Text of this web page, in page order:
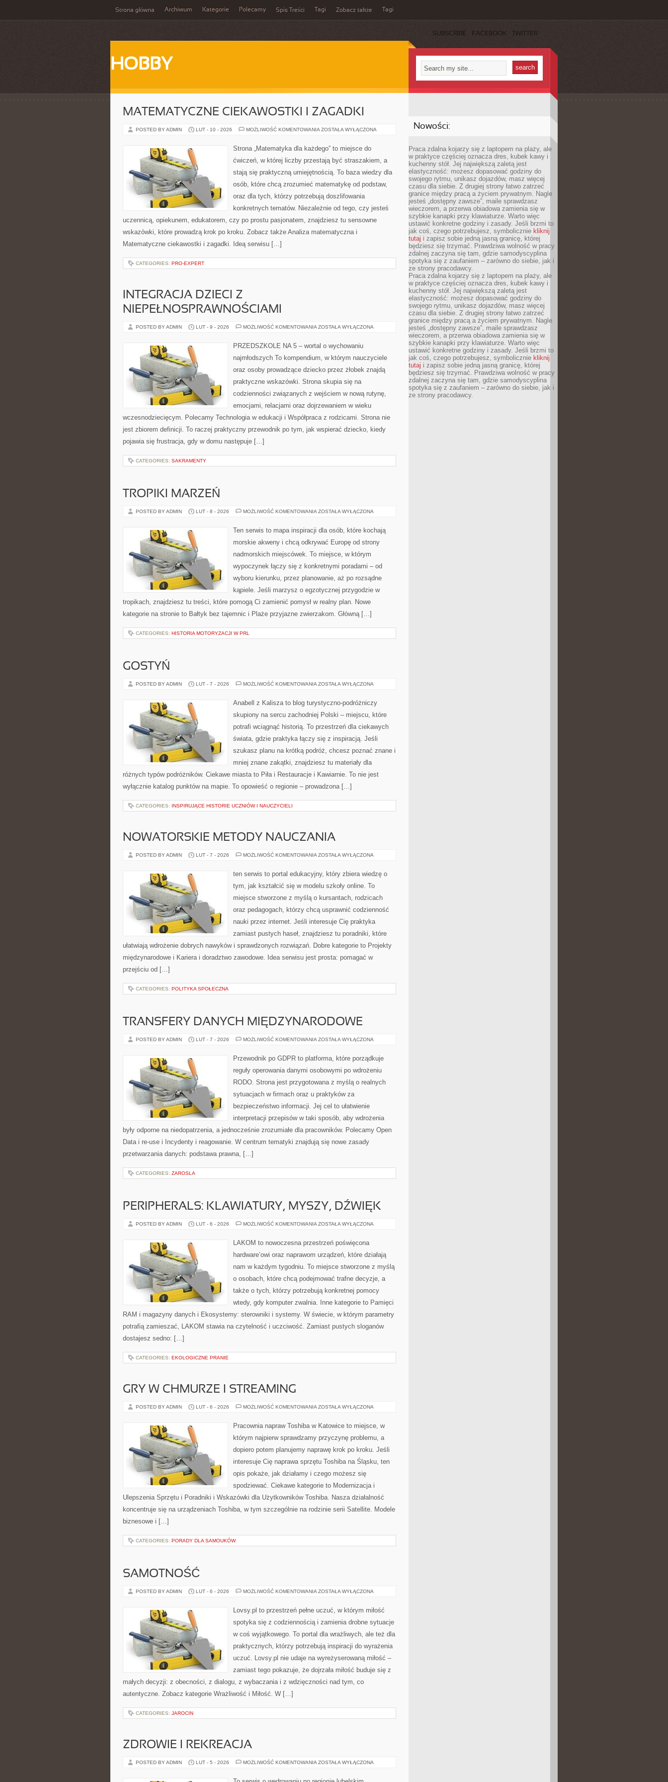
Strona główna Archiwum Kategorie Polecamy Spis Treści Tagi Zobacz także Tagi
SUBSCRIBE FACEBOOK TWITTER
HOBBY
MATEMATYCZNE CIEKAWOSTKI I ZAGADKI
POSTED BY ADMIN LUT - 10 - 2026 MOŻLIWOŚĆ KOMENTOWANIA MATEMATYCZNE
ZAGADKI
ZOSTAŁA WYŁĄCZONA
Strona „Matematyka dla każdego” to miejsce do
ćwiczeń, w której liczby przestają być straszakiem, a
stają się praktyczną umiejętnością. To baza wiedzy dla
osób, które chcą zrozumieć matematykę od podstaw,
oraz dla tych, którzy potrzebują doszlifowania
konkretnych tematów. Niezależnie od tego, czy jesteś
uczennicą, opiekunem, edukatorem, czy po prostu pasjonatem, znajdziesz tu sensowne
wskazówki, które prowadzą krok po kroku. Zobacz także Analiza matematyczna i
Matematyczne ciekawostki i zagadki. Ideą serwisu […]
CATEGORIES: PRO-EXPERT
INTEGRACJA DZIECI Z
NIEPEŁNOSPRAWNOŚCIAMI
POSTED BY ADMIN LUT - 9 - 2026 MOŻLIWOŚĆ KOMENTOWANIA INTEGRACJA
NIEPEŁNOSPRAWNOŚCIAMI
ZOSTAŁA WYŁĄCZONA
PRZEDSZKOLE NA 5 – wortal o wychowaniu
najmłodszych To kompendium, w którym nauczyciele
oraz osoby prowadzące dziecko przez żłobek znajdą
praktyczne wskazówki. Strona skupia się na
codzienności związanych z wejściem w nową rutynę,
emocjami, relacjami oraz dojrzewaniem w wieku
wczesnodziecięcym. Polecamy Technologia w edukacji i Współpraca z rodzicami. Strona nie
jest zbiorem definicji. To raczej praktyczny przewodnik po tym, jak wspierać dziecko, kiedy
pojawia się frustracja, gdy w domu następuje […]
CATEGORIES: SAKRAMENTY
TROPIKI MARZEŃ
POSTED BY ADMIN LUT - 8 - 2026 MOŻLIWOŚĆ KOMENTOWANIA TROPIKI
ZOSTAŁA WYŁĄCZONA
Ten serwis to mapa inspiracji dla osób, które kochają
morskie akweny i chcą odkrywać Europę od strony
nadmorskich miejscówek. To miejsce, w którym
wypoczynek łączy się z konkretnymi poradami – od
wyboru kierunku, przez planowanie, aż po rozsądne
kąpiele. Jeśli marzysz o egzotycznej przygodzie w
tropikach, znajdziesz tu treści, które pomogą Ci zamienić pomysł w realny plan. Nowe
kategorie na stronie to Bałtyk bez tajemnic i Plaże przyjazne zwierzakom. Główną […]
CATEGORIES: HISTORIA MOTORYZACJI W PRL
GOSTYŃ
POSTED BY ADMIN LUT - 7 - 2026 MOŻLIWOŚĆ KOMENTOWANIA GOSTYŃ
ZOSTAŁA WYŁĄCZONA
Anabell z Kalisza to blog turystyczno-podróżniczy
skupiony na sercu zachodniej Polski – miejscu, które
potrafi wciągnąć historią. To przestrzeń dla ciekawych
świata, gdzie praktyka łączy się z inspiracją. Jeśli
szukasz planu na krótką podróż, chcesz poznać znane i
mniej znane zakątki, znajdziesz tu materiały dla
różnych typów podróżników. Ciekawe miasta to Piła i Restauracje i Kawiarnie. To nie jest
wyłącznie katalog punktów na mapie. To opowieść o regionie – prowadzona […]
CATEGORIES: INSPIRUJĄCE HISTORIE UCZNIÓW I NAUCZYCIELI
NOWATORSKIE METODY NAUCZANIA
POSTED BY ADMIN LUT - 7 - 2026 MOŻLIWOŚĆ KOMENTOWANIA NOWATORSKIE
ZOSTAŁA WYŁĄCZONA
ten serwis to portal edukacyjny, który zbiera wiedzę o
tym, jak kształcić się w modelu szkoły online. To
miejsce stworzone z myślą o kursantach, rodzicach
oraz pedagogach, którzy chcą usprawnić codzienność
nauki przez internet. Jeśli interesuje Cię praktyka
zamiast pustych haseł, znajdziesz tu poradniki, które
ułatwiają wdrożenie dobrych nawyków i sprawdzonych rozwiązań. Dobre kategorie to Projekty
międzynarodowe i Kariera i doradztwo zawodowe. Idea serwisu jest prosta: pomagać w
przejściu od […]
CATEGORIES: POLITYKA SPOŁECZNA
TRANSFERY DANYCH MIĘDZYNARODOWE
POSTED BY ADMIN LUT - 7 - 2026 MOŻLIWOŚĆ KOMENTOWANIA TRANSFERY
ZOSTAŁA WYŁĄCZONA
Przewodnik po GDPR to platforma, które porządkuje
reguły operowania danymi osobowymi po wdrożeniu
RODO. Strona jest przygotowana z myślą o realnych
sytuacjach w firmach oraz u praktyków za
bezpieczeństwo informacji. Jej cel to ułatwienie
interpretacji przepisów w taki sposób, aby wdrożenia
były odporne na niedopatrzenia, a jednocześnie zrozumiałe dla pracowników. Polecamy Open
Data i re-use i Incydenty i reagowanie. W centrum tematyki znajdują się nowe zasady
przetwarzania danych: podstawa prawna, […]
CATEGORIES: ZAROSLA
PERIPHERALS: KLAWIATURY, MYSZY, DŹWIĘK
POSTED BY ADMIN LUT - 6 - 2026 MOŻLIWOŚĆ KOMENTOWANIA PERIPHERALS:
DŹWIĘK
ZOSTAŁA WYŁĄCZONA
LAKOM to nowoczesna przestrzeń poświęcona
hardware’owi oraz naprawom urządzeń, które działają
nam w każdym tygodniu. To miejsce stworzone z myślą
o osobach, które chcą podejmować trafne decyzje, a
także o tych, którzy potrzebują konkretnej pomocy
wtedy, gdy komputer zwalnia. Inne kategorie to Pamięci
RAM i magazyny danych i Ekosystemy: sterowniki i systemy. W świecie, w którym parametry
potrafią zamieszać, LAKOM stawia na czytelność i uczciwość. Zamiast pustych sloganów
dostajesz sedno: […]
CATEGORIES: EKOLOGICZNE PRANIE
GRY W CHMURZE I STREAMING
POSTED BY ADMIN LUT - 6 - 2026 MOŻLIWOŚĆ KOMENTOWANIA GRY
I
STREAMING
ZOSTAŁA WYŁĄCZONA
Pracownia napraw Toshiba w Katowice to miejsce, w
którym najpierw sprawdzamy przyczynę problemu, a
dopiero potem planujemy naprawę krok po kroku. Jeśli
interesuje Cię naprawa sprzętu Toshiba na Śląsku, ten
opis pokaże, jak działamy i czego możesz się
spodziewać. Ciekawe kategorie to Modernizacja i
Ulepszenia Sprzętu i Poradniki i Wskazówki dla Użytkowników Toshiba. Nasza działalność
koncentruje się na urządzeniach Toshiba, w tym szczególnie na rodzinie serii Satellite. Modele
biznesowe i […]
CATEGORIES: PORADY DLA SAMOUKÓW
SAMOTNOŚĆ
POSTED BY ADMIN LUT - 6 - 2026 MOŻLIWOŚĆ KOMENTOWANIA SAMOTNOŚĆ
ZOSTAŁA WYŁĄCZONA
Lovsy.pl to przestrzeń pełne uczuć, w którym miłość
spotyka się z codziennością i zamienia drobne sytuacje
w coś wyjątkowego. To portal dla wrażliwych, ale też dla
praktycznych, którzy potrzebują inspiracji do wyrażenia
uczuć. Lovsy.pl nie udaje na wyreżyserowaną miłość –
zamiast tego pokazuje, że dojrzała miłość buduje się z
małych decyzji: z obecności, z dialogu, z wybaczania i z wdzięczności nad tym, co
autentyczne. Zobacz kategorie Wrażliwość i Miłość. W […]
CATEGORIES: JAROCIN
ZDROWIE I REKREACJA
POSTED BY ADMIN LUT - 5 - 2026 MOŻLIWOŚĆ KOMENTOWANIA ZDROWIE
ZOSTAŁA WYŁĄCZONA
Nowości:
Praca zdalna kojarzy się z laptopem na plaży, ale
w praktyce częściej oznacza dres, kubek kawy i
kuchenny stół. Jej największą zaletą jest
elastyczność: możesz dopasować godziny do
swojego rytmu, unikasz dojazdów, masz więcej
czasu dla siebie. Z drugiej strony łatwo zatrzeć
granice między pracą a życiem prywatnym. Nagle
jesteś „dostępny zawsze”, maile sprawdzasz
wieczorem, a przerwa obiadowa zamienia się w
szybkie kanapki przy klawiaturze. Warto więc
ustawić konkretne godziny i zasady. Jeśli brzmi to
jak coś, czego potrzebujesz, symbolicznie kliknij
tutaj i zapisz sobie jedną jasną granicę, której
będziesz się trzymać. Prawdziwa wolność w pracy
zdalnej zaczyna się tam, gdzie samodyscyplina
spotyka się z zaufaniem – zarówno do siebie, jak i
ze strony pracodawcy.
Praca zdalna kojarzy się z laptopem na plaży, ale
w praktyce częściej oznacza dres, kubek kawy i
kuchenny stół. Jej największą zaletą jest
elastyczność: możesz dopasować godziny do
swojego rytmu, unikasz dojazdów, masz więcej
czasu dla siebie. Z drugiej strony łatwo zatrzeć
granice między pracą a życiem prywatnym. Nagle
jesteś „dostępny zawsze”, maile sprawdzasz
wieczorem, a przerwa obiadowa zamienia się w
szybkie kanapki przy klawiaturze. Warto więc
ustawić konkretne godziny i zasady. Jeśli brzmi to
jak coś, czego potrzebujesz, symbolicznie kliknij
tutaj i zapisz sobie jedną jasną granicę, której
będziesz się trzymać. Prawdziwa wolność w pracy
zdalnej zaczyna się tam, gdzie samodyscyplina
spotyka się z zaufaniem – zarówno do siebie, jak i
ze strony pracodawcy.